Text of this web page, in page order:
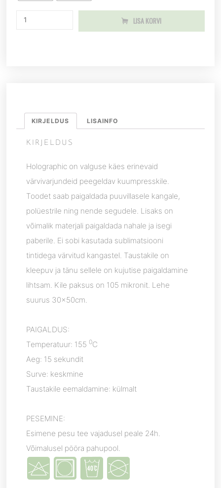
LISA KORVI
KIRJELDUS LISAINFO
KIRJELDUS
Holographic on valguse käes erinevaid
värvivarjundeid peegeldav kuumpresskile.
Toodet saab paigaldada puuvillasele kangale,
polüestrile ning nende segudele. Lisaks on
võimalik materjali paigaldada nahale ja isegi
paberile. Ei sobi kasutada sublimatsiooni
tintidega värvitud kangastel. Taustakile on
kleepuv ja tänu sellele on kujutise paigaldamine
lihtsam. Kile paksus on 105 mikronit. Lehe
suurus 30x50cm.
PAIGALDUS:
Temperatuur: 155 0C
Aeg: 15 sekundit
Surve: keskmine
Taustakile eemaldamine: külmalt
PESEMINE:
Esimene pesu tee vajadusel peale 24h.
Võimalusel pööra pahupool.